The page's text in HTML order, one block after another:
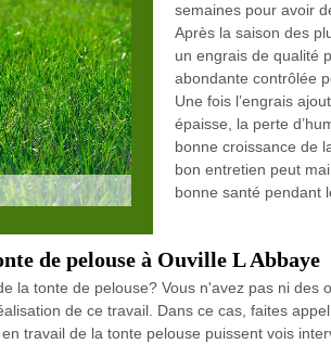
semaines pour avoir
Après la saison des
un engrais de qualité
abondante contrôlée
Une fois l’engrais
épaisse, la perte
bonne croissance de
bon entretien peut
bonne santé pendant
de pelouse à Ouville L Abbaye
la tonte de pelouse? Vous n'avez pas ni des
de ce travail. Dans ce cas, faites
travail de la tonte pelouse puissent vois